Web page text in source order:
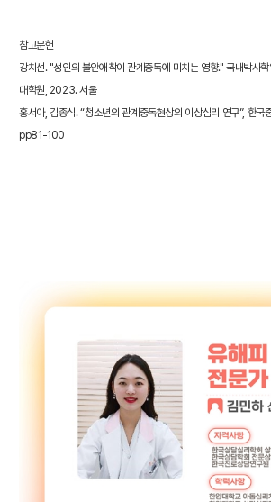
참고문헌
강치선. "성인의 불안애착이 관계중독에 미치는 영향." 국내박사
대학원, 2023. 서울
홍서아, 김종식. “청소년의 관계중독현상의 이상심리 연구”, 한국
pp81-100